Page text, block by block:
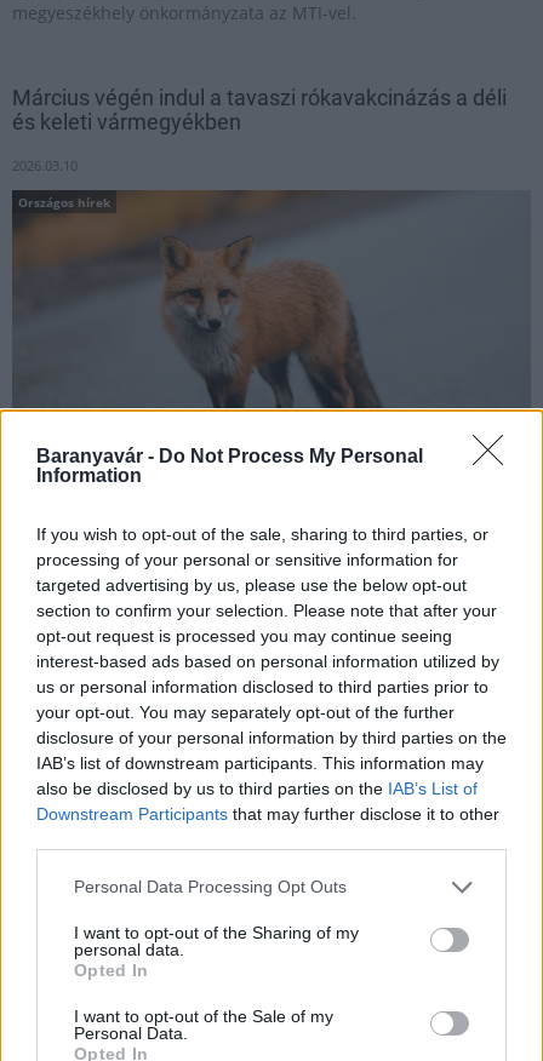
Baranyavár - Do Not Process My Personal
Information
If you wish to opt-out of the sale, sharing to third parties, or
processing of your personal or sensitive information for
targeted advertising by us, please use the below opt-out
section to confirm your selection. Please note that after your
opt-out request is processed you may continue seeing
interest-based ads based on personal information utilized by
us or personal information disclosed to third parties prior to
your opt-out. You may separately opt-out of the further
disclosure of your personal information by third parties on the
IAB’s list of downstream participants. This information may
also be disclosed by us to third parties on the IAB’s List of
Downstream Participants that may further disclose it to other
Please note that this website/app uses one or more Google
not limited to your visit or usage behaviour. You may click to
grant or deny consent to Google and its third-party tags to
use your data for below specified purposes in below Google
consent section.
Personal Data Processing Opt Outs
I want to opt-out of the Sharing of my
personal data.
Opted In
I want to opt-out of the Sale of my
Personal Data.
Opted In
megyeszékhely önkormányzata az MTI-vel.
Március végén indul a tavaszi rókavakcinázás a déli
és keleti vármegyékben
2026.03.10
Országos hírek
Március 28-án kezdődik a rókák veszettség elleni tavaszi
vakcinázása Magyarország déli és keleti vármegyéiben. Az
immunizálással egy időben az érintett térségekben ebzárlatot
és legeltetési tilalmat is elrendelnek – közölte a Nemzeti
Élelmiszerlánc-biztonsági Hivatal.
Hétvégén indul a vadon élő rókák őszi veszettség
elleni vakcinázása
2018.09.26
Aktuális